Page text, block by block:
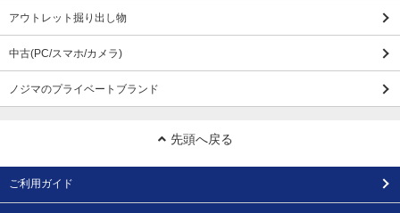
アウトレット掘り出し物
中古(PC/スマホ/カメラ)
ノジマのプライベートブランド
先頭へ戻る
ご利用ガイド